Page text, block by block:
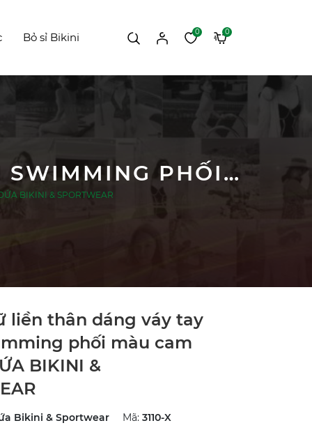
Bỏ sỉ Bikini 0 0
ĐỒ BƠI NỮ LIỀN THÂN DÁNG VÁY TAY NGẮN SWIMMING PHỐI MÀU CAM TRẮNG | DỨA BIKINI & SPORTWEAR
BIKINI & SPORTWEAR
liền thân dáng váy tay
phối màu cam
BIKINI &
Bikini & Sportwear Mã: 3110-X